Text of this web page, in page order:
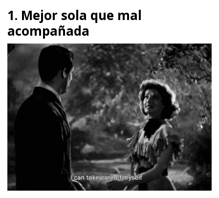
1. Mejor sola que mal
acompañada